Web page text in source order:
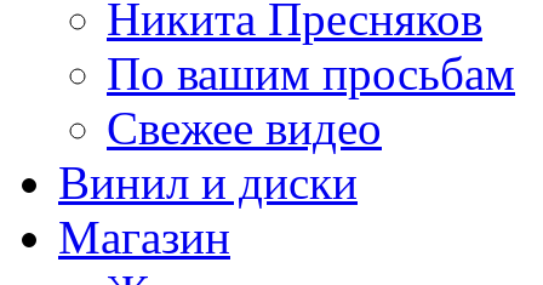
Никита Пресняков
По вашим просьбам
Свежее видео
Винил и диски
Магазин